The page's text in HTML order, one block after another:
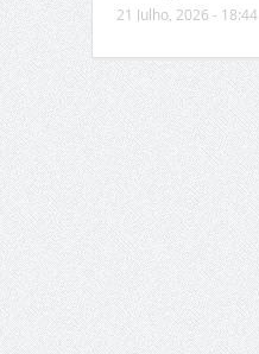
21 Julho, 2026 - 18:44